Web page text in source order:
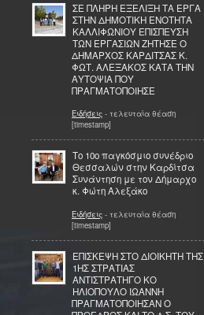
ΣΕ ΠΛΗΡΗ ΕΞΕΛΙΞΗ ΤΑ ΕΡΓΑ
ΣΤΗΝ ΔΗΜΟΤΙΚΗ ΕΝΟΤΗΤΑ
ΚΑΛΛΙΦΩΝΙΟΥ ΕΠΙΣΠΕΥΣΗ
ΤΩΝ ΕΡΓΑΣΙΩΝ ΖΗΤΗΣΕ Ο
ΔΗΜΑΡΧΟΣ ΚΑΡΔΙΤΣΑΣ Κ.
ΦΩΤ. ΑΛΕΞΑΚΟΣ ΚΑΤΑ ΤΗΝ
ΑΥΤΟΨΙΑ ΠΟΥ
ΠΡΑΓΜΑΤΟΠΟΙΗΣΕ
Ειδήσεις - τελευταία θέαση
[timestamp]
Το 10ο παγκόσμιο συνέδριο
Θεσσαλών στην Καρδίτσα
Συνάντηση με τον Δήμαρχο
κ. Φώτη Αλεξάκο
Ειδήσεις - τελευταία θέαση
[timestamp]
ΕΠΙΣΚΕΨΗ ΣΤΟ ΔΙΟΙΚΗΤΗ ΤΗΣ
1ΗΣ ΣΤΡΑΤΙΑΣ
ΑΝΤΙΣΤΡΑΤΗΓΟ ΚΟ
ΗΛΙΟΠΟΥΛΟ ΙΩΑΝΝΗ
ΠΡΑΓΜΑΤΟΠΟΙΗΣΑΝ Ο